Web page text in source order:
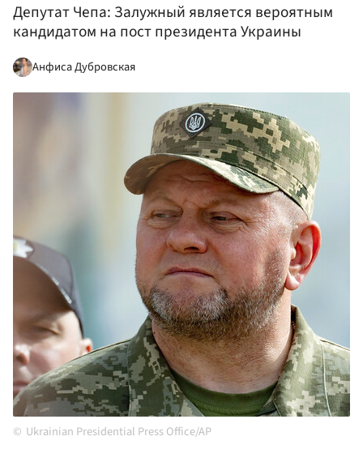
Депутат Чепа: Залужный является вероятным
кандидатом на пост президента Украины
Анфиса Дубровская
Ukrainian Presidential Press Office/AP